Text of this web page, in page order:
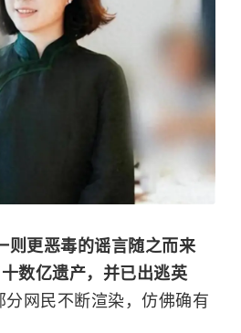
则更恶毒的谣言随之而来
数亿遗产，并已出逃英
分网民不断渲染，仿佛确有